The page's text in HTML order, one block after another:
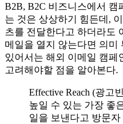
B2B, B2C 비즈니스에서
는 것은 상상하기 힘든데,
츠를 전달한다고 하더라도
메일을 열지 않는다면 의미
있어서는 해외 이메일 캠페
고려해야할 점을 알아본다.
Effective Reach (광고
높일 수 있는 가장 좋
일을 보낸다고 방문